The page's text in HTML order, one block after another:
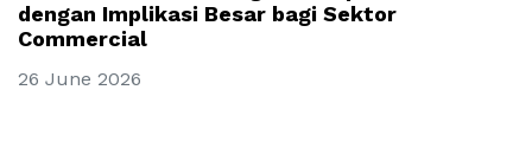
dengan Implikasi Besar bagi Sektor
Commercial
26 June 2026